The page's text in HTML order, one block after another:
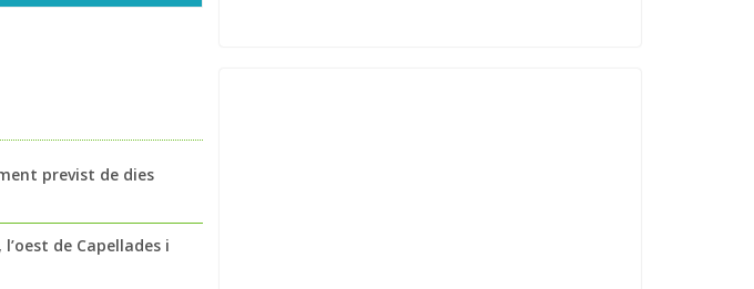
previst de dies
de Capellades i